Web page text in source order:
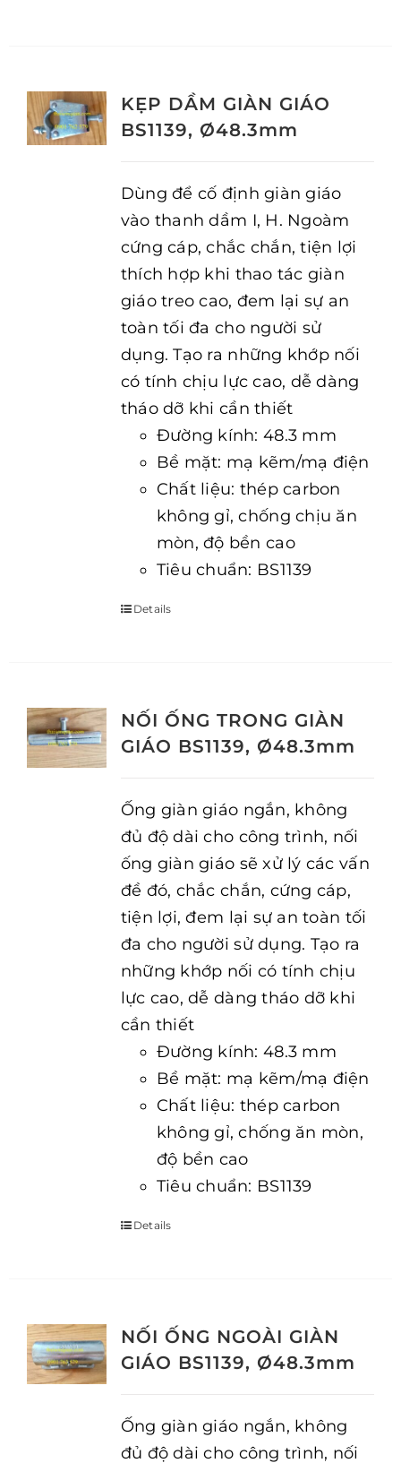
KẸP DẦM GIÀN GIÁO
BS1139, Ø48.3mm
Dùng để cố định giàn giáo
vào thanh dầm I, H. Ngoàm
cứng cáp, chắc chắn, tiện lợi
thích hợp khi thao tác giàn
giáo treo cao, đem lại sự an
toàn tối đa cho người sử
dụng. Tạo ra những khớp nối
có tính chịu lực cao, dễ dàng
tháo dỡ khi cần thiết
Đường kính: 48.3 mm
Bề mặt: mạ kẽm/mạ điện
Chất liệu: thép carbon
không gỉ, chống chịu ăn
mòn, độ bền cao
Tiêu chuẩn: BS1139
Details
NỐI ỐNG TRONG GIÀN
GIÁO BS1139, Ø48.3mm
Ống giàn giáo ngắn, không
đủ độ dài cho công trình, nối
ống giàn giáo sẽ xử lý các vấn
đề đó, chắc chắn, cứng cáp,
tiện lợi, đem lại sự an toàn tối
đa cho người sử dụng. Tạo ra
những khớp nối có tính chịu
lực cao, dễ dàng tháo dỡ khi
cần thiết
Đường kính: 48.3 mm
Bề mặt: mạ kẽm/mạ điện
Chất liệu: thép carbon
không gỉ, chống ăn mòn,
độ bền cao
Tiêu chuẩn: BS1139
Details
NỐI ỐNG NGOÀI GIÀN
GIÁO BS1139, Ø48.3mm
Ống giàn giáo ngắn, không
đủ độ dài cho công trình, nối